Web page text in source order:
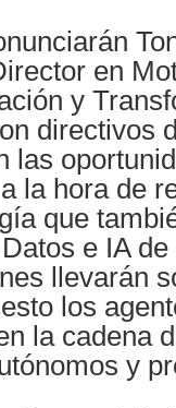
en
y
directivos
las
la hora de
que
e IA
llevarán
los
la cadena
y